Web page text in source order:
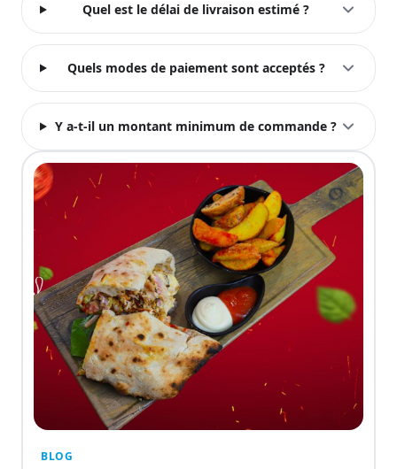
Quel est le délai de livraison estimé ?
Quels modes de paiement sont acceptés ?
Y a-t-il un montant minimum de commande ?
BLOG